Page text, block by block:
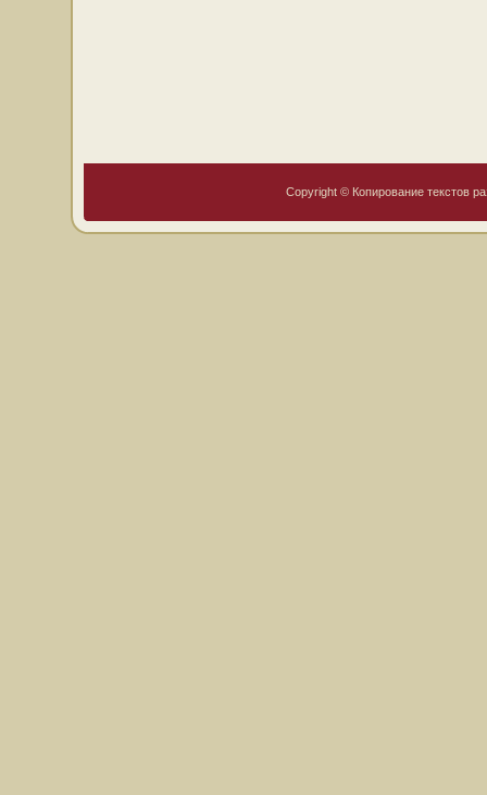
Copyright © Копирование текстов